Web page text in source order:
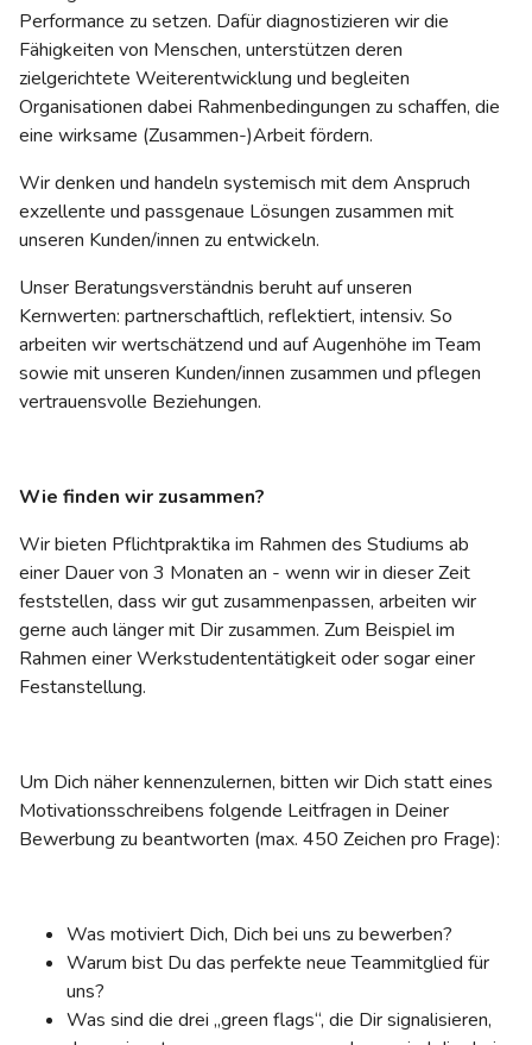
Performance zu setzen. Dafür diagnostizieren wir die
Fähigkeiten von Menschen, unterstützen deren
zielgerichtete Weiterentwicklung und begleiten
Organisationen dabei Rahmenbedingungen zu schaffen, die
eine wirksame (Zusammen-)Arbeit fördern.
Wir denken und handeln systemisch mit dem Anspruch
exzellente und passgenaue Lösungen zusammen mit
unseren Kunden/innen zu entwickeln.
Unser Beratungsverständnis beruht auf unseren
Kernwerten: partnerschaftlich, reflektiert, intensiv. So
arbeiten wir wertschätzend und auf Augenhöhe im Team
sowie mit unseren Kunden/innen zusammen und pflegen
vertrauensvolle Beziehungen.
Wie finden wir zusammen?
Wir bieten Pflichtpraktika im Rahmen des Studiums ab
einer Dauer von 3 Monaten an - wenn wir in dieser Zeit
feststellen, dass wir gut zusammenpassen, arbeiten wir
gerne auch länger mit Dir zusammen. Zum Beispiel im
Rahmen einer Werkstudententätigkeit oder sogar einer
Festanstellung.
Um Dich näher kennenzulernen, bitten wir Dich statt eines
Motivationsschreibens folgende Leitfragen in Deiner
Bewerbung zu beantworten (max. 450 Zeichen pro Frage):
Was motiviert Dich, Dich bei uns zu bewerben?
Warum bist Du das perfekte neue Teammitglied für
uns?
Was sind die drei „green flags“, die Dir signalisieren,